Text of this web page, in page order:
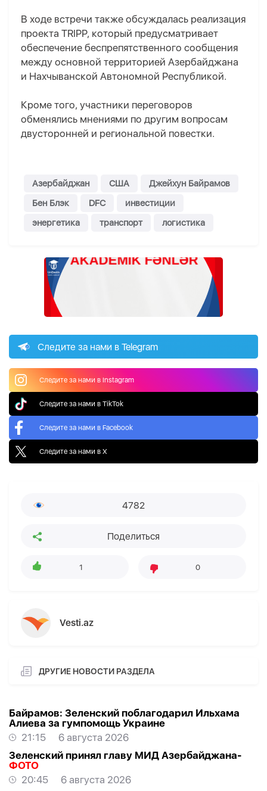
В ходе встречи также обсуждалась реализация
проекта TRIPP, который предусматривает
обеспечение беспрепятственного сообщения
между основной территорией Азербайджана
и Нахчыванской Автономной Республикой.
Кроме того, участники переговоров
обменялись мнениями по другим вопросам
двусторонней и региональной повестки.
Азербайджан США
Джейхун Байрамов
Бен Блэк
DFC
инвестиции
энергетика
транспорт логистика
Следите за нами в Telegram
Следите за нами в Instagram
Следите за нами в TikTok
Следите за нами в Facebook
Следите за нами в X
4782
Поделиться
1 0
Vesti.az
ДРУГИЕ НОВОСТИ РАЗДЕЛА
Байрамов: Зеленский поблагодарил Ильхама
Алиева за гумпомощь Украине
21:15
6 августа 2026
Зеленский принял главу МИД Азербайджана-
ФОТО
20:45
6 августа 2026